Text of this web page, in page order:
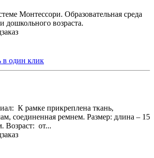
Монтессори. Образовательная среда
дошкольного возраста.
в один клик
К рамке прикреплена ткань,
соединенная ремнем. Размер: длина – 15
Возраст: от...